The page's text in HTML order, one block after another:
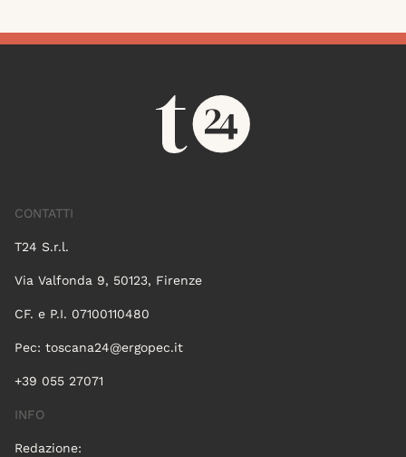
CONTATTI
T24 S.r.l.
Via Valfonda 9, 50123, Firenze
CF. e P.I. 07100110480
Pec: toscana24@ergopec.it
+39 055 27071
INFO
Redazione: